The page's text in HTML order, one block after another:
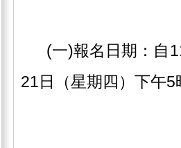
(一)報名日期：自
21日（星期四）下午5